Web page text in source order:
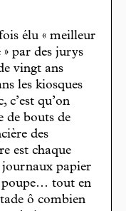
élu « meilleur
par des jurys
vingt ans
les kiosques
c’est qu’on
de bouts de
des
est chaque
papier
poupe… tout en
ô combien